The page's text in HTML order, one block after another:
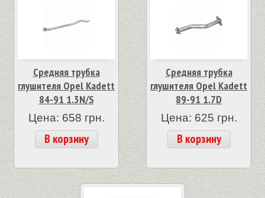
Средняя трубка
глушителя Opel Kadett
84-91 1.3N/S
Цена: 658 грн.
В корзину
Средняя трубка
глушителя Opel Kadett
89-91 1.7D
Цена: 625 грн.
В корзину